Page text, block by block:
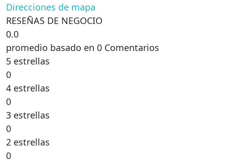
Direcciones de mapa
RESEÑAS DE NEGOCIO
0.0
promedio basado en 0 Comentarios
5 estrellas
0
4 estrellas
0
3 estrellas
0
2 estrellas
0